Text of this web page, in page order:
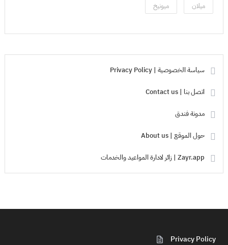
ميلان ميونيخ
سياسة الخصوصية | Privacy Policy
اتصل بنا | Contact us
مدونة فندق
حول الموقع | About us
Zayr.app | زائر لادارة المواعيد والخدمات
Privacy Policy